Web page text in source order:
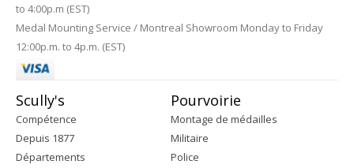
to 4:00p.m (EST)
Medal Mounting Service / Montreal Showroom Monday to Friday
12:00p.m. to 4p.m. (EST)
Scully's
Compétence
Depuis 1877
Départements
Pourvoirie
Montage de médailles
Militaire
Police